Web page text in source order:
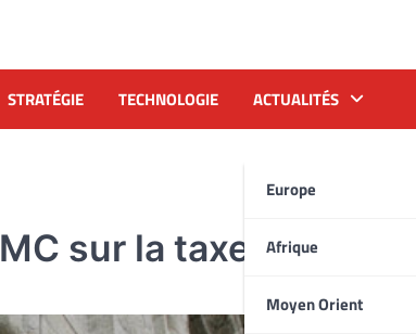
STRATÉGIE TECHNOLOGIE ACTUALITÉS
Europe
Afrique
Moyen Orient
sur la taxe à l’énergie